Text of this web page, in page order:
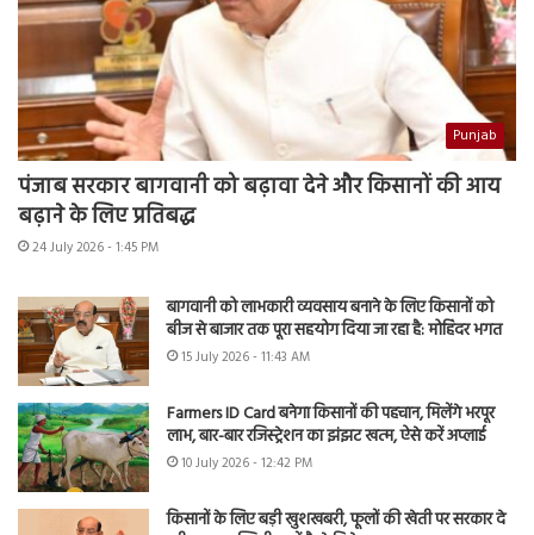
Punjab
पंजाब सरकार बागवानी को बढ़ावा देने और किसानों की आय
बढ़ाने के लिए प्रतिबद्ध
24 July 2026 - 1:45 PM
बागवानी को लाभकारी व्यवसाय बनाने के लिए किसानों को
बीज से बाजार तक पूरा सहयोग दिया जा रहा है: मोहिंदर भगत
15 July 2026 - 11:43 AM
Farmers ID Card बनेगा किसानों की पहचान, मिलेंगे भरपूर
लाभ, बार-बार रजिस्ट्रेशन का झंझट खत्म, ऐसे करें अप्लाई
10 July 2026 - 12:42 PM
किसानों के लिए बड़ी खुशखबरी, फूलों की खेती पर सरकार दे